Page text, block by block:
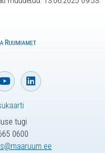
tugi
0600